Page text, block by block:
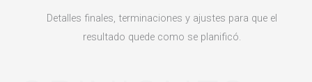
Detalles finales, terminaciones y ajustes para que el
resultado quede como se planificó.